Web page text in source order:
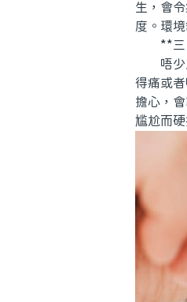
生，會
度。環
**三、
唔少人
得痛或
擔心，
尴尬而